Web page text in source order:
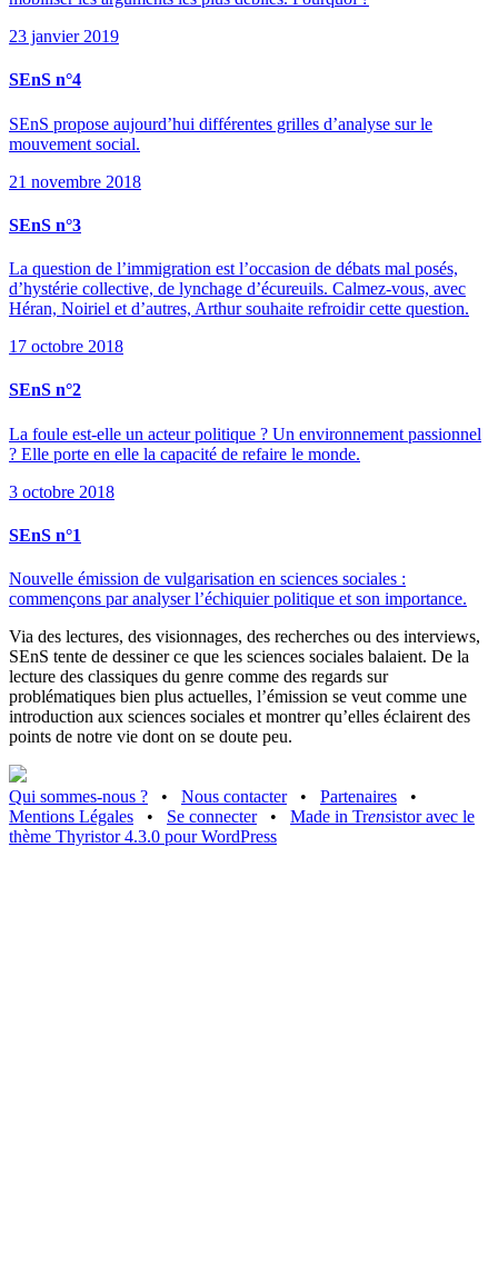
23 janvier 2019
SEnS n°4
SEnS propose aujourd’hui différentes grilles d’analyse sur le
mouvement social.
21 novembre 2018
SEnS n°3
La question de l’immigration est l’occasion de débats mal posés,
d’hystérie collective, de lynchage d’écureuils. Calmez-vous, avec
Héran, Noiriel et d’autres, Arthur souhaite refroidir cette question.
17 octobre 2018
SEnS n°2
La foule est-elle un acteur politique ? Un environnement passionnel
? Elle porte en elle la capacité de refaire le monde.
3 octobre 2018
SEnS n°1
Nouvelle émission de vulgarisation en sciences sociales :
commençons par analyser l’échiquier politique et son importance.
Via des lectures, des visionnages, des recherches ou des interviews,
SEnS tente de dessiner ce que les sciences sociales balaient. De la
lecture des classiques du genre comme des regards sur
problématiques bien plus actuelles, l’émission se veut comme une
introduction aux sciences sociales et montrer qu’elles éclairent des
points de notre vie dont on se doute peu.
Qui sommes-nous ? • Nous contacter • Partenaires
•
Mentions Légales
• Se connecter • Made in Trensistor avec le
thème Thyristor 4.3.0 pour WordPress